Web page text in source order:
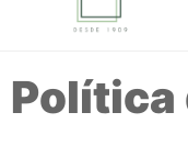
Política